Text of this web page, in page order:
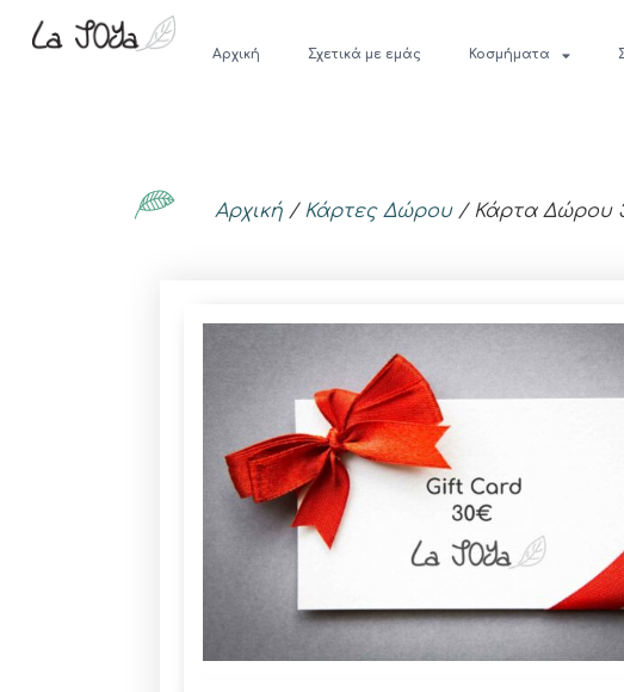
Αρχική Σχετικά με εμάς Κοσμήματα
Αρχική / Κάρτες Δώρου/ Κάρτα Δώρου